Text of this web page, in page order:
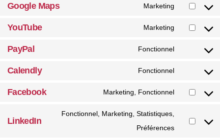
Google Maps Marketing
YouTube Marketing
PayPal Fonctionnel
Calendly Fonctionnel
Facebook Marketing, Fonctionnel
LinkedIn
Fonctionnel, Marketing, Statistiques,
Préférences